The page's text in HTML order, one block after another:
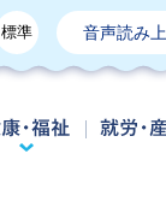
標準 音声読み
・教育 健康・福